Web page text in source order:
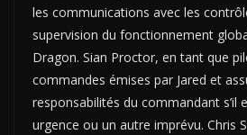
les communications avec les
supervision du fonctionnement
Dragon. Sian Proctor, en tant que
commandes émises par Jared et
responsabilités du commandant s’il
urgence ou un autre imprévu. Chris